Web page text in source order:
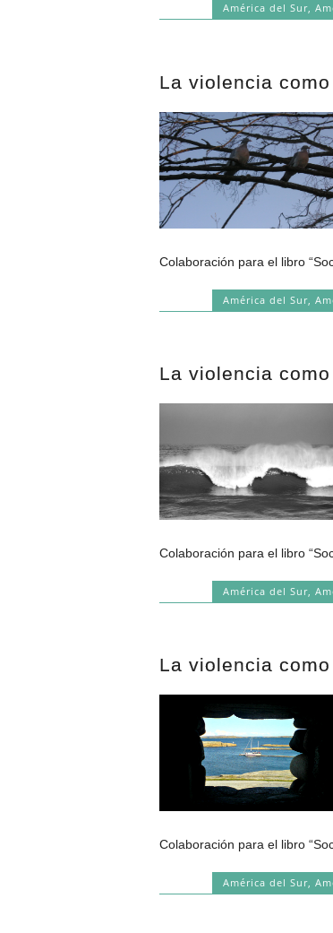
América del Sur,
La violencia
Colaboración para el libro
América del Sur,
La violencia
Colaboración para el libro
América del Sur,
La violencia
Colaboración para el libro
América del Sur,